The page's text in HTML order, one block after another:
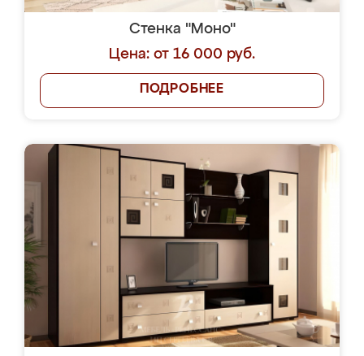
Стенка "Моно"
Цена: от 16 000 руб.
ПОДРОБНЕЕ